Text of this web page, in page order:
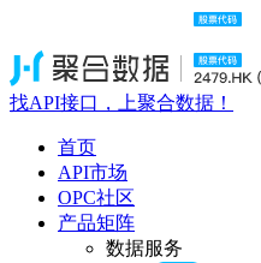
找API接口，上聚合数据！
首页
API市场
OPC社区
产品矩阵
数据服务